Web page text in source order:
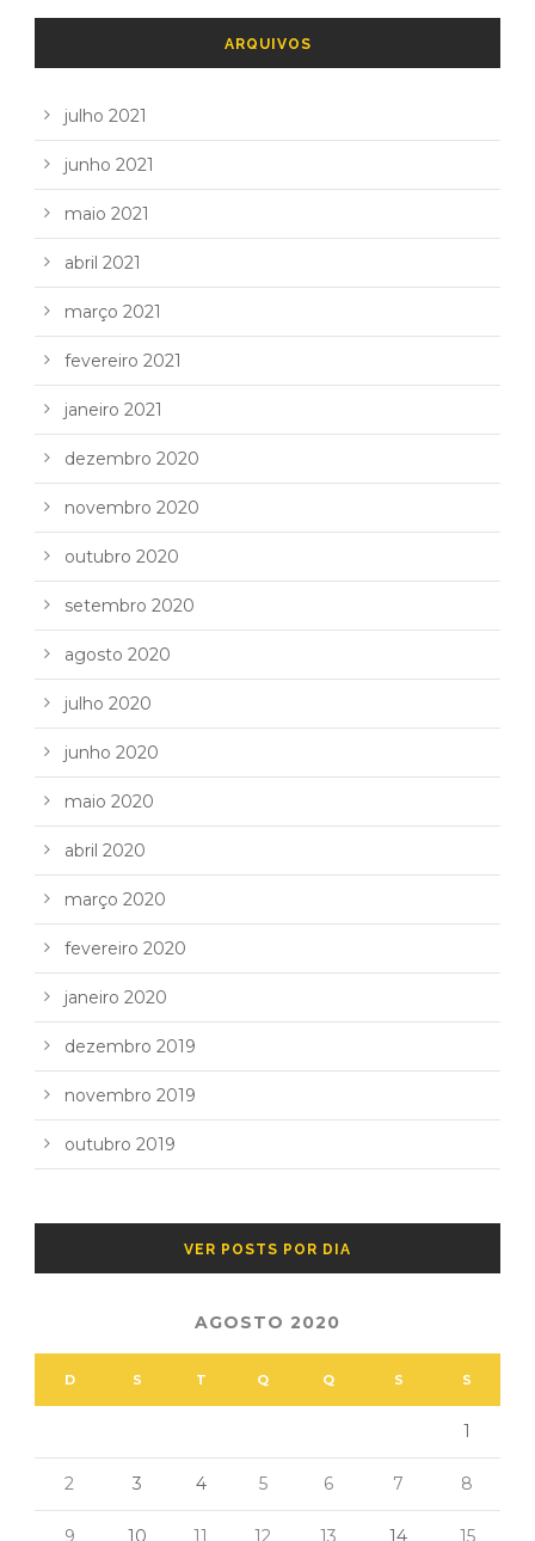
ARQUIVOS
julho 2021
junho 2021
maio 2021
abril 2021
março 2021
fevereiro 2021
janeiro 2021
dezembro 2020
novembro 2020
outubro 2020
setembro 2020
agosto 2020
julho 2020
junho 2020
maio 2020
abril 2020
março 2020
fevereiro 2020
janeiro 2020
dezembro 2019
novembro 2019
outubro 2019
VER POSTS POR DIA
AGOSTO 2020
D S T Q Q S S
1
2 3 4 5 6 7 8
9 10 11 12 13 14 15